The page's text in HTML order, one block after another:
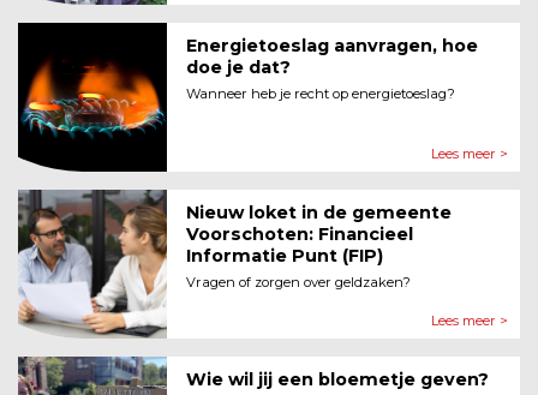
Energietoeslag aanvragen, hoe
doe je dat?
Wanneer heb je recht op energietoeslag?
Lees meer >
Nieuw loket in de gemeente
Voor­schoten: Financieel
Informatie Punt (FIP)
Vragen of zorgen over geldzaken?
Lees meer >
Wie wil jij een bloemetje geven?